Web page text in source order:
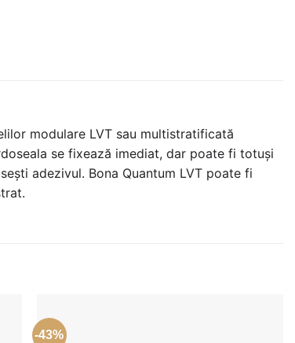
modulare LVT sau multistratificată
se fixează imediat, dar poate fi totuși
adezivul. Bona Quantum LVT poate fi
-43%